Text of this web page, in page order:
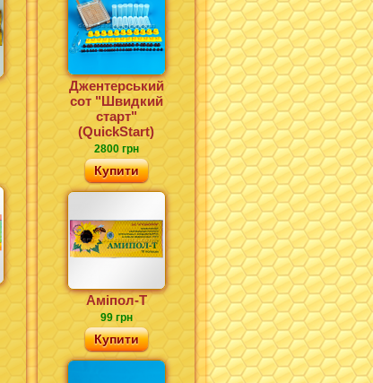
Джентерський
сот "Швидкий
старт"
(QuickStart)
2800 грн
Купити
Аміпол-Т
99 грн
Купити